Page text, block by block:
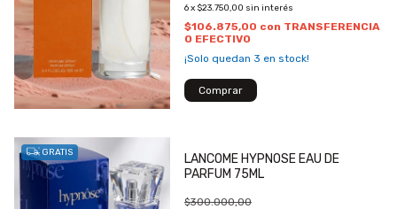
6x $23.750,00 sin interés
$106.875,00 con TRANSFERENCIA
O EFECTIVO
¡Solo quedan 3 en stock!
GRATIS
LANCOME HYPNOSE EAU DE
PARFUM 75ML
$300.000,00